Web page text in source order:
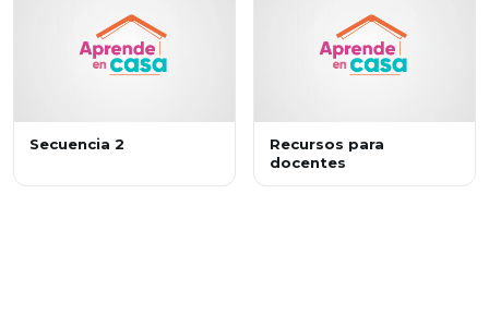
Secuencia 2
Recursos para
docentes